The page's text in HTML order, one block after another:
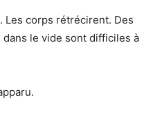
Les corps rétrécirent. Des
le vide sont difficiles à